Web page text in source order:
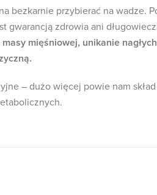
bezkarnie przybierać na wadze.
gwarancją zdrowia ani
mięśniowej, unikanie
– dużo więcej powie nam skład